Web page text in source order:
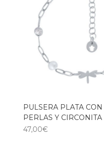
PULSERA PLATA
PERLAS Y CIRCONITA
47,00€